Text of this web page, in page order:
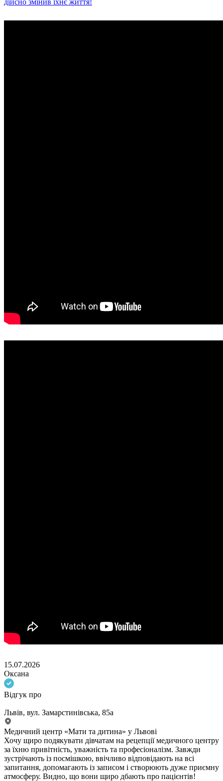
15.07.2026
Оксана
Відгук про
Львів, вул. Замарстинівська, 85а
Медичний центр «Мати та дитина» у Львові
Хочу щиро подякувати дівчатам на рецепції медичного центру
за їхню привітність, уважність та професіоналізм. Завжди
зустрічають із посмішкою, ввічливо відповідають на всі
запитання, допомагають із записом і створюють дуже приємну
атмосферу. Видно, що вони щиро дбають про пацієнтів!